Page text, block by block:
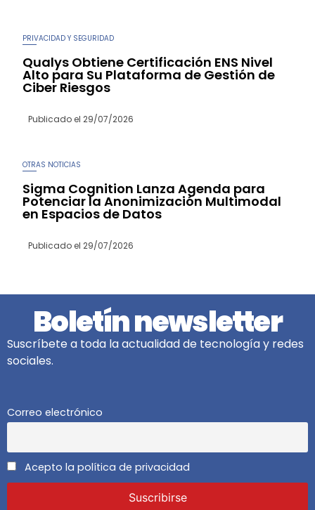
PRIVACIDAD Y SEGURIDAD
Qualys Obtiene Certificación ENS Nivel
Alto para Su Plataforma de Gestión de
Ciber Riesgos
Publicado el 29/07/2026
OTRAS NOTICIAS
Sigma Cognition Lanza Agenda para
Potenciar la Anonimización Multimodal
en Espacios de Datos
Publicado el 29/07/2026
Boletín newsletter
Suscríbete a toda la actualidad de tecnología y redes
sociales.
Correo electrónico
Acepto la política de privacidad